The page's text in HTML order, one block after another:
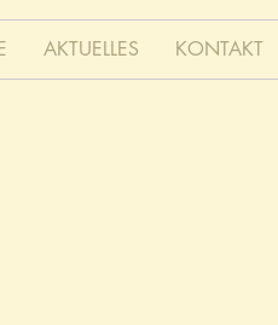
AKTUELLES KONTAKT